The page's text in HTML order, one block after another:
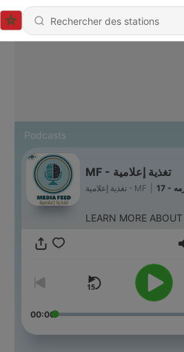
Podcasts
MF - تغذية إعلامية
تغذية إعلامية - MF
LEARN MORE
00:00